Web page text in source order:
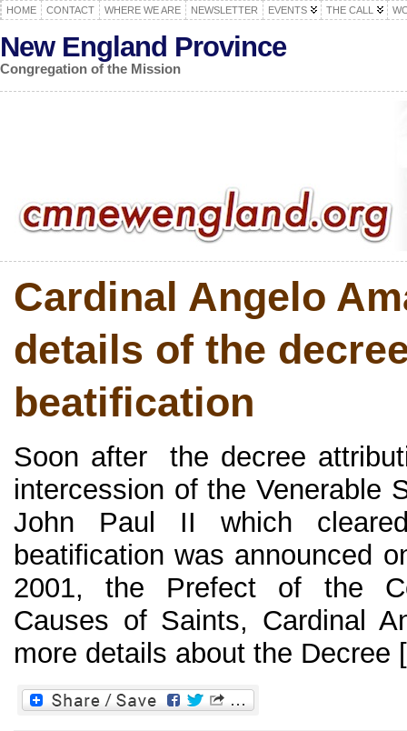
HOME CONTACT WHERE WE ARE NEWSLETTER EVENTS THE CALL
New England Province
Congregation of the Mission
Cardinal Angelo
details of the
beatification
Soon after the decree
intercession of the Venerable
John Paul II which
beatification was announced
2001, the Prefect of the
Causes of Saints, Cardinal
more details about the Decree